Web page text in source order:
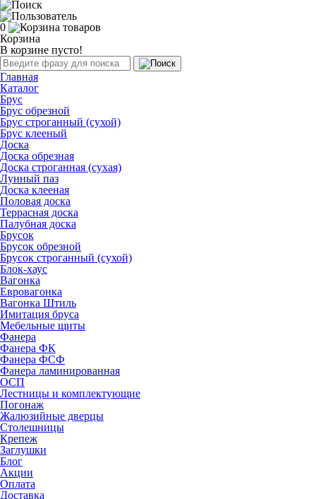
0
Корзина
В корзине пусто!
Главная
Каталог
Брус
Брус обрезной
Брус строганный (сухой)
Брус клееный
Доска
Доска обрезная
Доска строганная (сухая)
Лунный паз
Доска клееная
Половая доска
Террасная доска
Палубная доска
Брусок
Брусок обрезной
Брусок строганный (сухой)
Блок-хаус
Вагонка
Евровагонка
Вагонка Штиль
Имитация бруса
Мебельные щиты
Фанера
Фанера ФК
Фанера ФСФ
Фанера ламинированная
ОСП
Лестницы и комплектующие
Погонаж
Жалюзийные дверцы
Столешницы
Крепеж
Заглушки
Блог
Акции
Оплата
Доставка